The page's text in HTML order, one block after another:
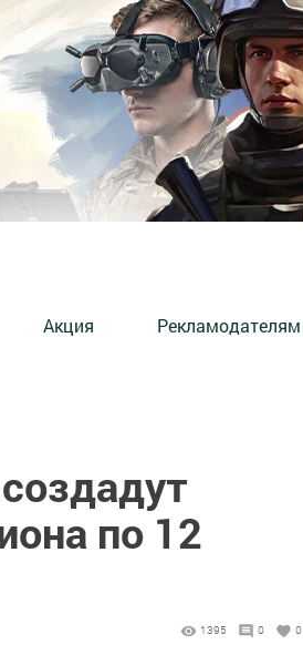
Акция Рекламодателям
по 12
1395 0 0